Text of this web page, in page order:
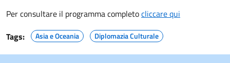
Per consultare il programma completocliccare qui
Tags:
Asia e Oceania Diplomazia Culturale